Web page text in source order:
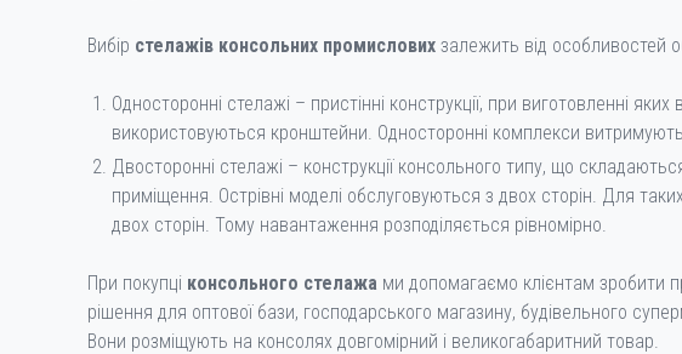
Вибір стелажів консольних промислових залежить від особливостей
Односторонні стелажі – пристінні конструкції, при виготовленні
використовуються кронштейни. Односторонні комплекси
Двосторонні стелажі – конструкції консольного типу, що
приміщення. Острівні моделі обслуговуються з двох сторін. Для
двох сторін. Тому навантаження розподіляється рівномірно.
При покупці консольного стелажа ми допомагаємо клієнтам зробити
рішення для оптової бази, господарського магазину, будівельного
Вони розміщують на консолях довгомірний і великогабаритний товар.